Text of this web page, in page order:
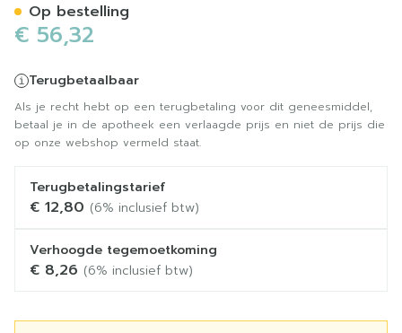
€ 56,32
Terugbetaalbaar
Als je recht hebt op een terugbetaling voor dit geneesmiddel,
betaal je in de apotheek een verlaagde prijs en niet de prijs die
op onze webshop vermeld staat.
Terugbetalingstarief
€ 12,80 (6% inclusief btw)
Verhoogde tegemoetkoming
€ 8,26 (6% inclusief btw)
Op bestelling